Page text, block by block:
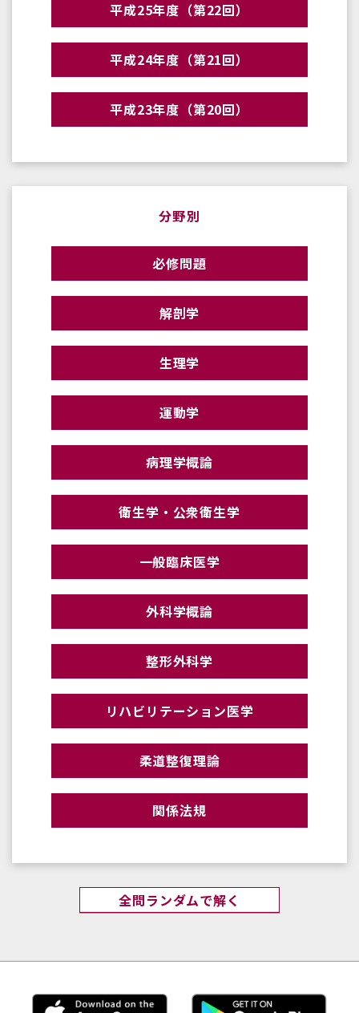
平成25年度（第22回）
平成24年度（第21回）
平成23年度（第20回）
分野別
必修問題
解剖学
生理学
運動学
病理学概論
衛生学・公衆衛生学
一般臨床医学
外科学概論
整形外科学
リハビリテーション医学
柔道整復理論
関係法規
全問ランダムで解く